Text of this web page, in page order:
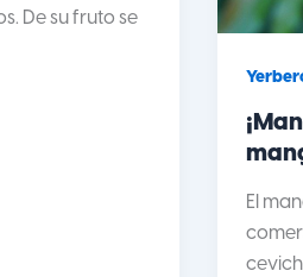
De su fruto se
El